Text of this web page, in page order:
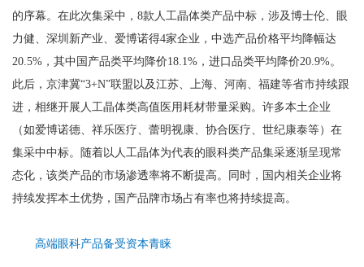
的序幕。在此次集采中，8款人工晶体类产品中标，涉及博士伦、眼
力健、深圳新产业、爱博诺得4家企业，中选产品价格平均降幅达
20.5%，其中国产品类平均降价18.1%，进口品类平均降价20.9%。
此后，京津冀“3+N”联盟以及江苏、上海、河南、福建等省市持续跟
进，相继开展人工晶体类高值医用耗材带量采购。许多本土企业
（如爱博诺德、祥乐医疗、蕾明视康、协合医疗、世纪康泰等）在
集采中中标。随着以人工晶体为代表的眼科类产品集采逐渐呈现常
态化，该类产品的市场渗透率将不断提高。同时，国内相关企业将
持续发挥本土优势，国产品牌市场占有率也将持续提高。
高端眼科产品备受资本青睐